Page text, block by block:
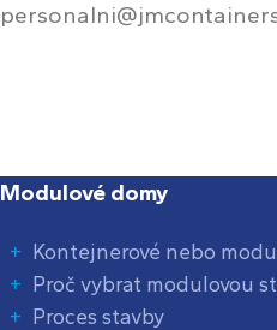
Modulové domy
Kontejnerové nebo
Proč vybrat modulovou
Proces stavby